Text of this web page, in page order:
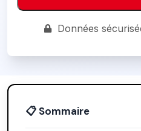
Business
Données
📋 Sommaire